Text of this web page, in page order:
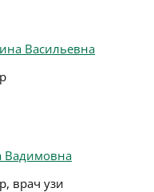
Васильевна
Вадимовна
врач узи